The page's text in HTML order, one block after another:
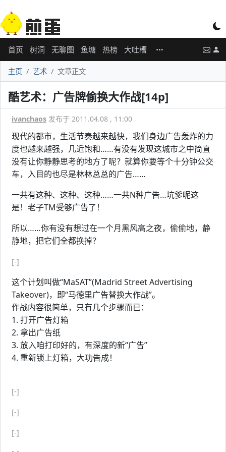
首页 树洞 无聊图 鱼塘 热榜 大吐槽
主页 艺术 文章正文
酷艺术：广告牌偷换大作战[14p]
ivanchaos 发布于 2011.04.08 , 11:00
现代的都市，生活节奏越来越快，我们身边广告轰炸的力
度也越来越强，几近饱和……有没有发现这城市之中简直
没有让你静静思考的地方了呢？就算你要等个十分钟公交
车，入目的也尽是林林总总的广告……
一共有这种、这种、这种……一共N种广告…坑爹呢这
是！老子TM受够广告了！
所以……你有没有想过在一个月黑风高之夜，偷偷地，静
静地，把它们全都换掉？
[-]
这个计划叫做“MaSAT”(Madrid Street Advertising
Takeover)，即“马德里广告替换大作战”。
作战内容很简单，只有几个步骤而已：
1. 打开广告灯箱
2. 拿出广告纸
3. 放入咱打印好的，有深度的新“广告”
4. 重新锁上灯箱，大功告成！
[-]
[-]
[-]